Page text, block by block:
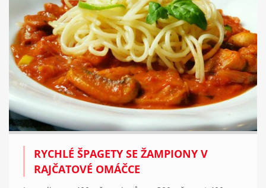
RYCHLÉ ŠPAGETY SE ŽAMPIONY V
RAJČATOVÉ OMÁČCE